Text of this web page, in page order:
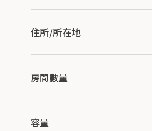
住所/所在地
房間數量
容量